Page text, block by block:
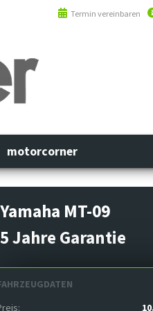
Termin vereinbaren
motorcorner
Yamaha MT-09
5 Jahre Garantie